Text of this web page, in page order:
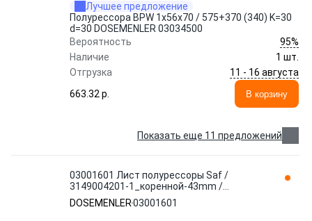
Лучшее предложение
Полурессора BPW 1x56x70 / 575+370 (340) K=30
d=30 DOSEMENLER 03034500
Вероятность
95%
Наличие
1 шт.
Отгрузка
11 - 16 августа
663.32 p.
В корзину
Показать еще 11 предложений
03001601 Лист полурессоры Saf /
3149004201-1_коренной-43mm /
DOSEMENLER 03001601
DOSEMENLER03001601